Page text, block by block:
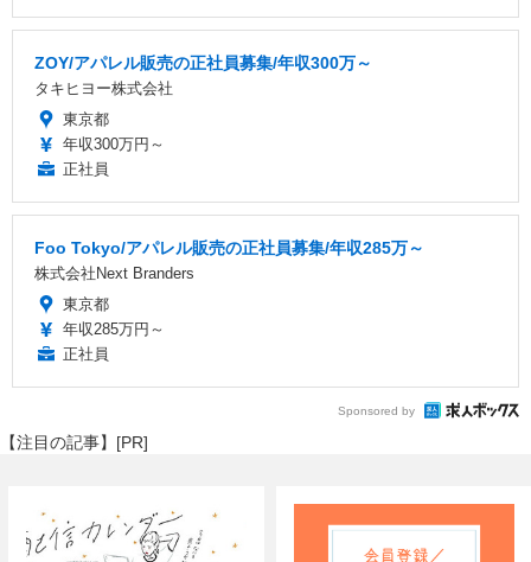
ZOY/アパレル販売の正社員募集/年収300万～
タキヒヨー株式会社
東京都
年収300万円～
正社員
Foo Tokyo/アパレル販売の正社員募集/年収285万～
株式会社Next Branders
東京都
年収285万円～
正社員
Sponsored by
【注目の記事】[PR]